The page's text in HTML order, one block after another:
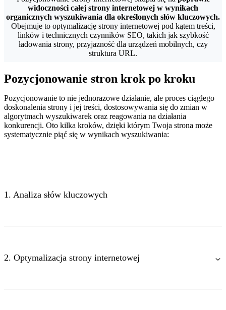
widoczności całej strony internetowej w wynikach
organicznych wyszukiwania dla określonych słów kluczowych.
Obejmuje to optymalizację strony internetowej pod kątem treści,
linków i technicznych czynników SEO, takich jak szybkość
ładowania strony, przyjazność dla urządzeń mobilnych, czy
struktura URL.
Pozycjonowanie stron krok po kroku
Pozycjonowanie to nie jednorazowe działanie, ale proces ciągłego
doskonalenia strony i jej treści, dostosowywania się do zmian w
algorytmach wyszukiwarek oraz reagowania na działania
konkurencji. Oto kilka kroków, dzięki którym Twoja strona może
systematycznie piąć się w wynikach wyszukiwania:
1. Analiza słów kluczowych
2. Optymalizacja strony internetowej